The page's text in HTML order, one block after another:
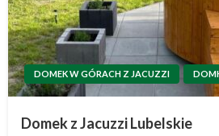
DOMEK W GÓRACH Z JACUZZI
Domek z Jacuzzi Lubelskie